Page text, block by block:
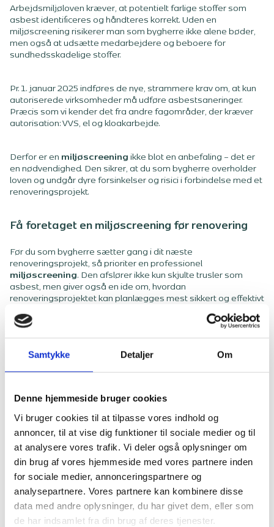
Samtykke Detaljer Om
Denne hjemmeside bruger cookies
Vi bruger cookies til at tilpasse vores indhold og
annoncer, til at vise dig funktioner til sociale medier og til
at analysere vores trafik. Vi deler også oplysninger om
din brug af vores hjemmeside med vores partnere inden
for sociale medier, annonceringspartnere og
analysepartnere. Vores partnere kan kombinere disse
data med andre oplysninger, du har givet dem, eller som
de har indsamlet fra din brug af deres tjenester.
Arbejdsmiljøloven kræver, at potentielt farlige stoffer som
asbest identificeres og håndteres korrekt. Uden en
miljøscreening risikerer man som bygherre ikke alene bøder,
men også at udsætte medarbejdere og beboere for
sundhedsskadelige stoffer.
Pr. 1. januar 2025 indføres de nye, strammere krav om, at kun
autoriserede virksomheder må udføre asbestsaneringer.
Præcis som vi kender det fra andre fagområder, der kræver
autorisation: VVS, el og kloakarbejde.
Derfor er en miljøscreening ikke blot en anbefaling – det er
en nødvendighed. Den sikrer, at du som bygherre overholder
loven og undgår dyre forsinkelser og risici i forbindelse med et
renoveringsprojekt.
Få foretaget en miljøscreening før renovering
Før du som bygherre sætter gang i dit næste
renoveringsprojekt, så prioriter en professionel
miljøscreening. Den afslører ikke kun skjulte trusler som
asbest, men giver også en ide om, hvordan
renoveringsprojektet kan planlægges mest sikkert og effektivt
bygningsmasse i fremtiden: Begynd dit renoveringsprojekt
Miljøscreening
Hvis I i din forening står over for et renoveringsprojekt,